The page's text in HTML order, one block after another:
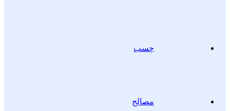
چسب
مصالح